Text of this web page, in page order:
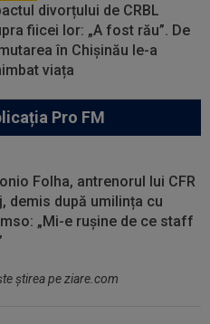
divorțului de CRBL
fiicei lor: „A fost rău”. De
în Chișinău le-a
viața
Pro FM
Folha, antrenorul lui CFR
demis după umilința cu
„Mi-e rușine de ce staff
ştirea pe ziare.com